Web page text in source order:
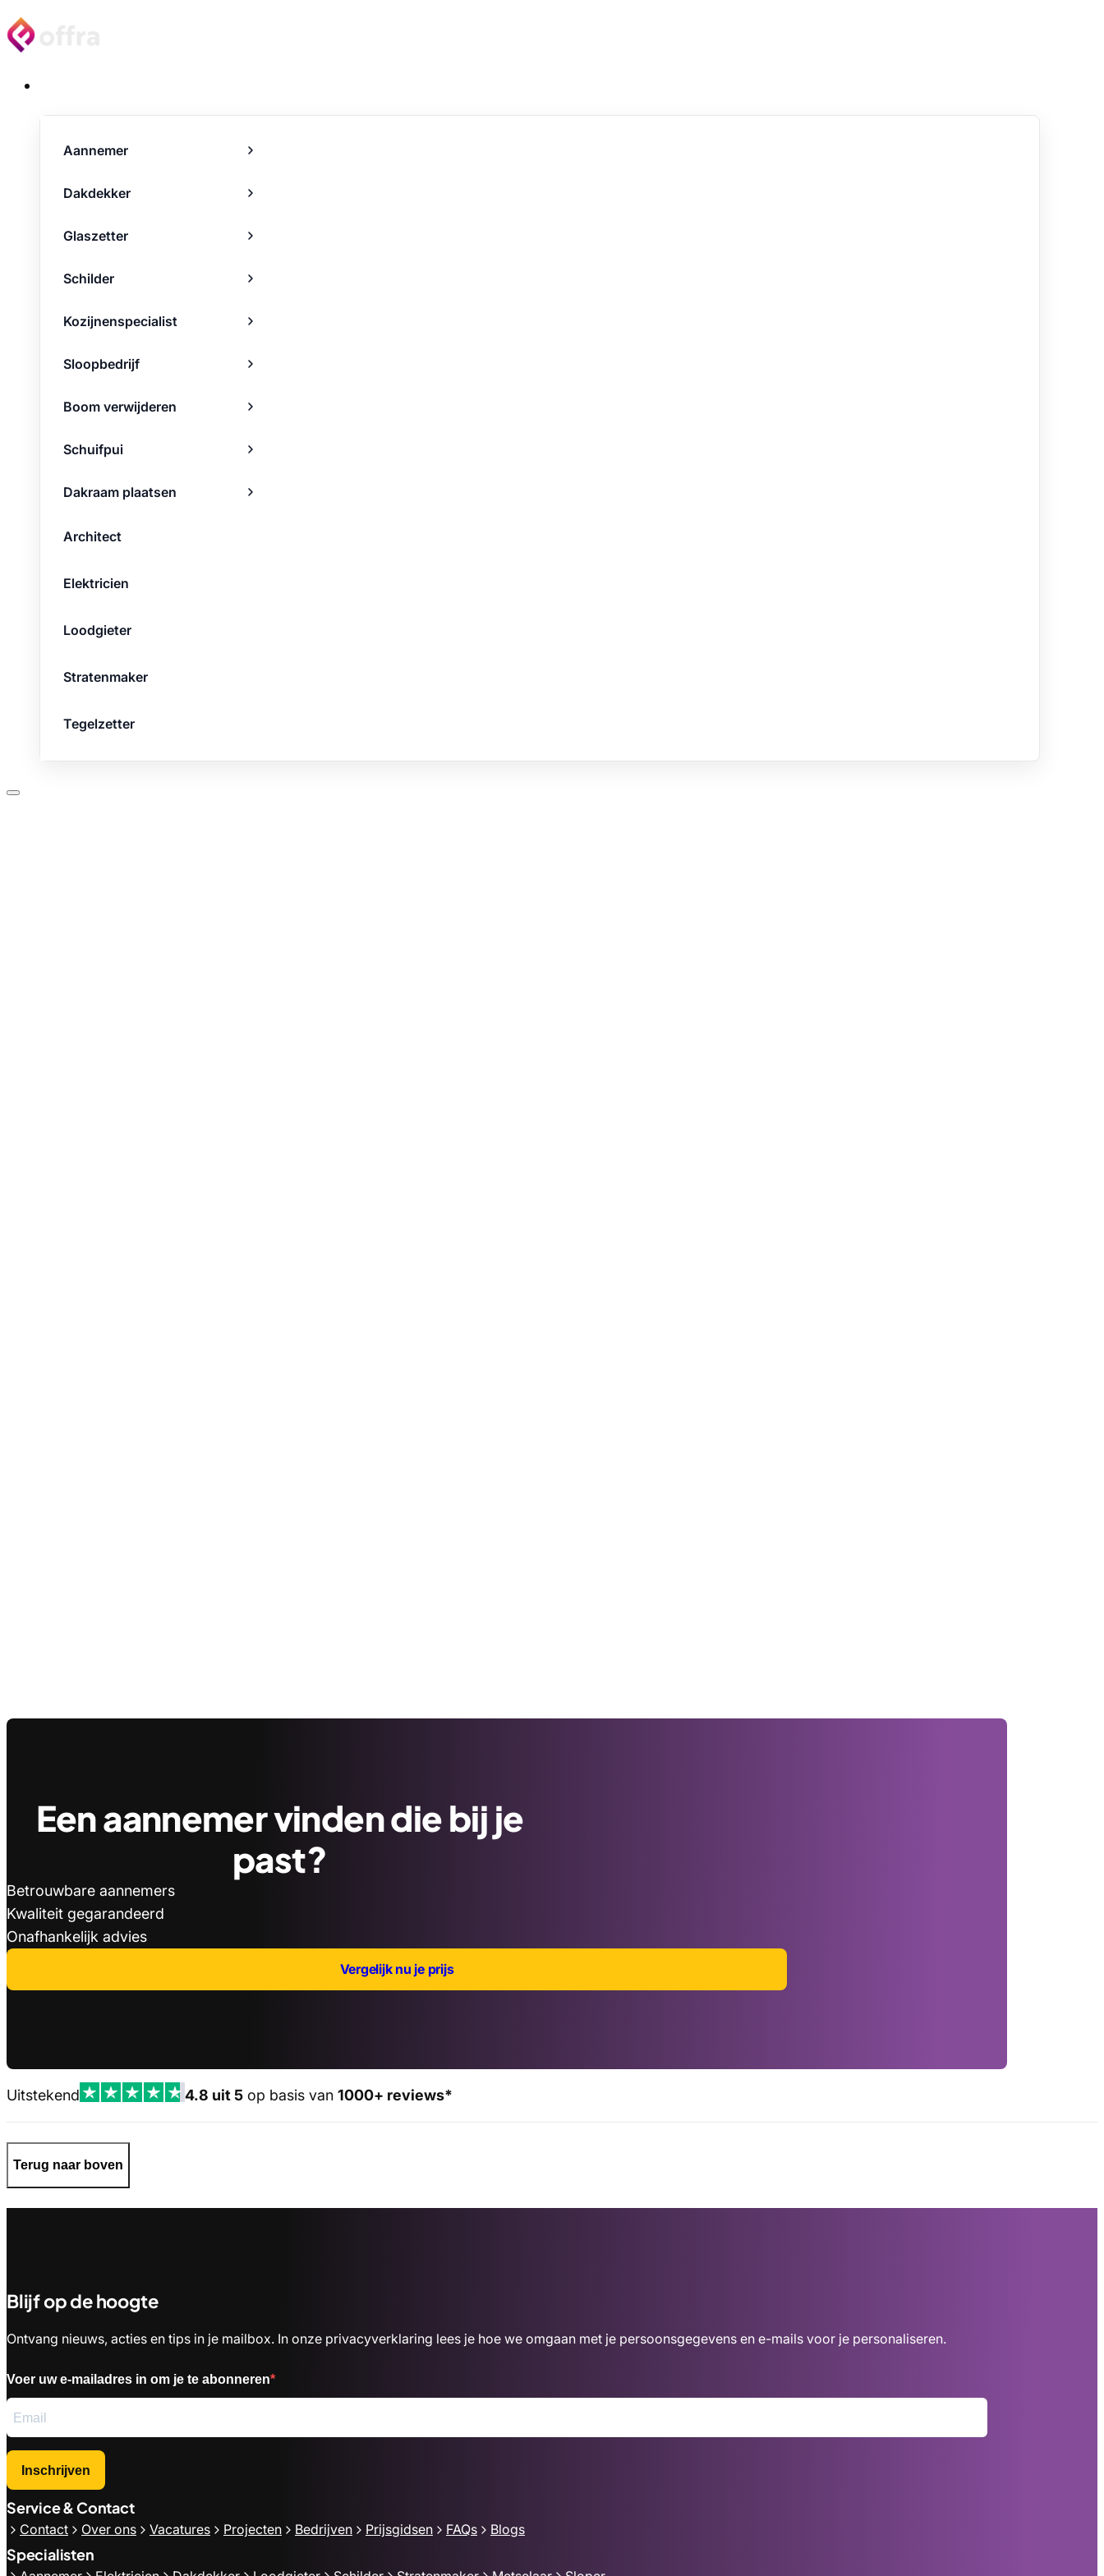
Aannemer
Dakdekker
Glaszetter
Schilder
Kozijnenspecialist
Sloopbedrijf
Boom verwijderen
Schuifpui
Dakraam plaatsen
Architect
Elektricien
Loodgieter
Stratenmaker
Tegelzetter
Een aannemer vinden die bij je
past?
Betrouwbare aannemers
Kwaliteit gegarandeerd
Onafhankelijk advies
Vergelijk nu je prijs
Uitstekend 4.8 uit 5 op basis van 1000+ reviews*
Terug naar boven
Blijf op de hoogte
Ontvang nieuws, acties en tips in je mailbox. In onze privacyverklaring lees je hoe we omgaan met je persoonsgegevens en e-mails voor je personaliseren.
Voer uw e-mailadres in om je te abonneren
Inschrijven
Service & Contact
Contact Over ons Vacatures Projecten Bedrijven Prijsgidsen FAQs Blogs
Specialisten